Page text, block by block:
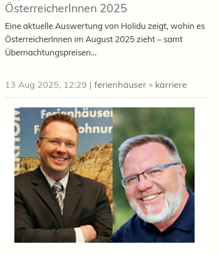
ÖsterreicherInnen 2025
Eine aktuelle Auswertung von Holidu zeigt, wohin es
ÖsterreicherInnen im August 2025 zieht – samt
Übernachtungspreisen...
13 Aug 2025, 12:29 | ferienhäuser » karriere